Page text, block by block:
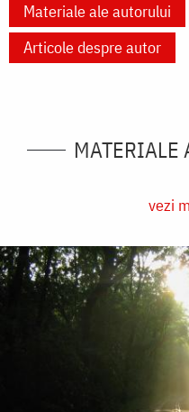
Materiale ale autorului
Articole despre autor
MATERIALE
vezi